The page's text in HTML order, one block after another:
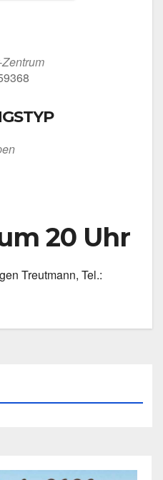
20 Uhr
Treut­mann, Tel.: